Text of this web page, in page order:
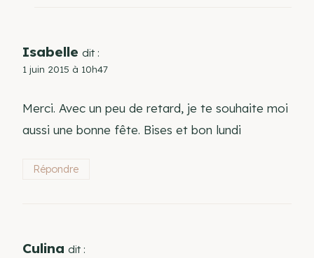
Isabelle dit :
1 juin 2015 à 10h47
Merci. Avec un peu de retard, je te souhaite moi
aussi une bonne fête. Bises et bon lundi
Répondre
Culina dit :